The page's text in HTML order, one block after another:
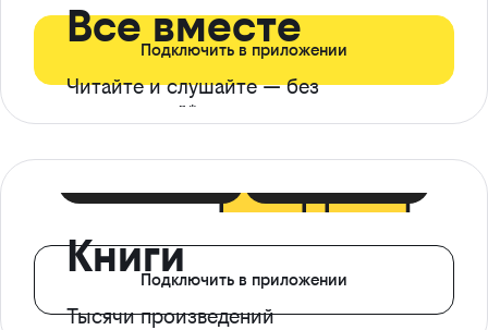
Все вместе
Читайте и слушайте — без
ограничений*
Подключить в приложении
Книги
Тысячи произведений
Подключить в приложении